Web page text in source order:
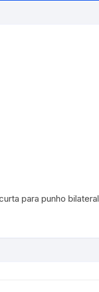
para punho bilateral